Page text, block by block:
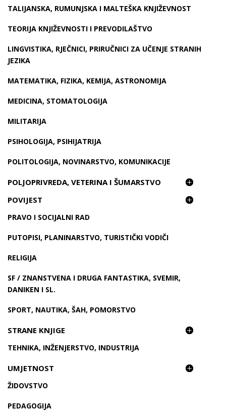
TALIJANSKA, RUMUNJSKA I MALTEŠKA KNJIŽEVNOST
TEORIJA KNJIŽEVNOSTI I PREVODILAŠTVO
LINGVISTIKA, RJEČNICI, PRIRUČNICI ZA UČENJE STRANIH
JEZIKA
MATEMATIKA, FIZIKA, KEMIJA, ASTRONOMIJA
MEDICINA, STOMATOLOGIJA
MILITARIJA
PSIHOLOGIJA, PSIHIJATRIJA
POLITOLOGIJA, NOVINARSTVO, KOMUNIKACIJE
POLJOPRIVREDA, VETERINA I ŠUMARSTVO
POVIJEST
PRAVO I SOCIJALNI RAD
PUTOPISI, PLANINARSTVO, TURISTIČKI VODIČI
RELIGIJA
SF / ZNANSTVENA I DRUGA FANTASTIKA, SVEMIR,
DANIKEN I SL.
SPORT, NAUTIKA, ŠAH, POMORSTVO
STRANE KNJIGE
TEHNIKA, INŽENJERSTVO, INDUSTRIJA
UMJETNOST
ŽIDOVSTVO
PEDAGOGIJA